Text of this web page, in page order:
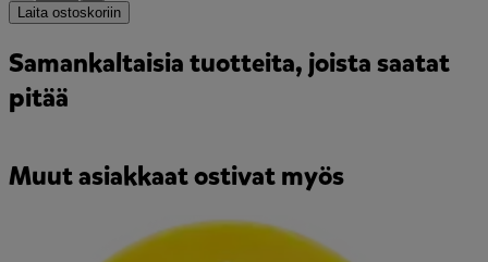
Laita ostoskoriin
Samankaltaisia tuotteita, joista saatat
pitää
Muut asiakkaat ostivat myös